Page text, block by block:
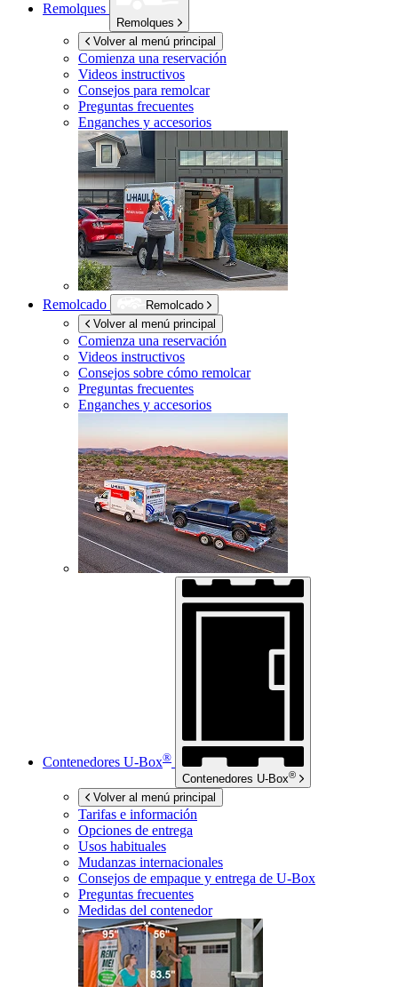
Remolques
Remolques
Volver al menú principal
Comienza una reservación
Videos instructivos
Consejos para remolcar
Preguntas frecuentes
Enganches y accesorios
Remolcado
Remolcado
Volver al menú principal
Comienza una reservación
Videos instructivos
Consejos sobre cómo remolcar
Preguntas frecuentes
Enganches y accesorios
Contenedores U-Box®
Contenedores U-Box®
Volver al menú principal
Tarifas e información
Opciones de entrega
Usos habituales
Mudanzas internacionales
Consejos de empaque y entrega de U-Box
Preguntas frecuentes
Medidas del contenedor